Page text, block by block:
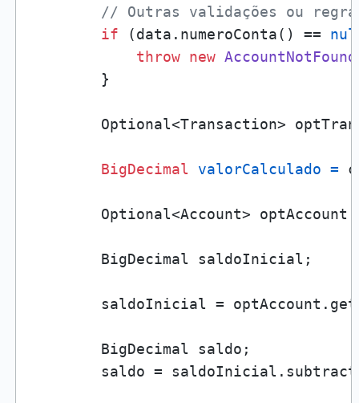
// Outras validações ou
if (data.numeroConta() ==
throw new
        }
Optional<Transaction>
BigDecimal valorCalculado =
Optional<Account> optAccount
        BigDecimal saldoInicial;
saldoInicial =
        BigDecimal saldo;
saldo =